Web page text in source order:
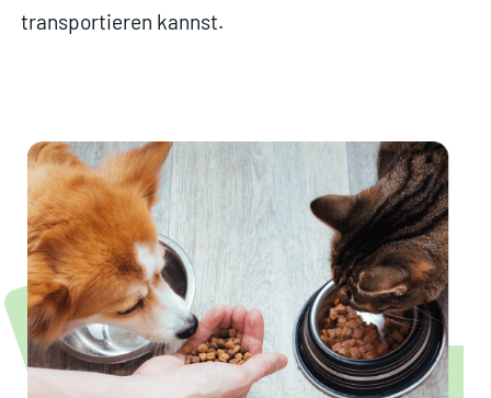
transportieren kannst.